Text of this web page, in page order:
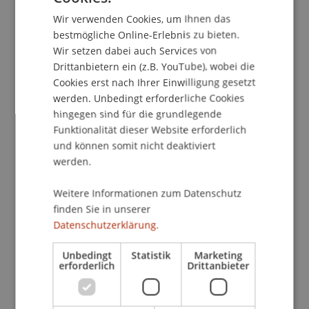
und gefördert durch die Manfred-
Lautenschläger-Stiftung, Heidelberg.
Publikationsart
Wissenschaftlicher Vortrag
Mitarbeitende
Prof. Dr. KonstantinaPapathanasiou
Beteiligte Einrichtungen
Liechtenstein Business Law School
Wir verwenden Cookies, um Ihnen das
bestmögliche Online-Erlebnis zu bieten.
Wir setzen dabei auch Services von
Drittanbietern ein (z.B. YouTube), wobei die
Cookies erst nach Ihrer Einwilligung gesetzt
werden. Unbedingt erforderliche Cookies
hingegen sind für die grundlegende
Funktionalität dieser Website erforderlich
und können somit nicht deaktiviert
werden.
Weitere Informationen zum Datenschutz
finden Sie in unserer
Datenschutzerklärung.
Unbedingt
erforderlich
Statistik Marketing
Drittanbieter